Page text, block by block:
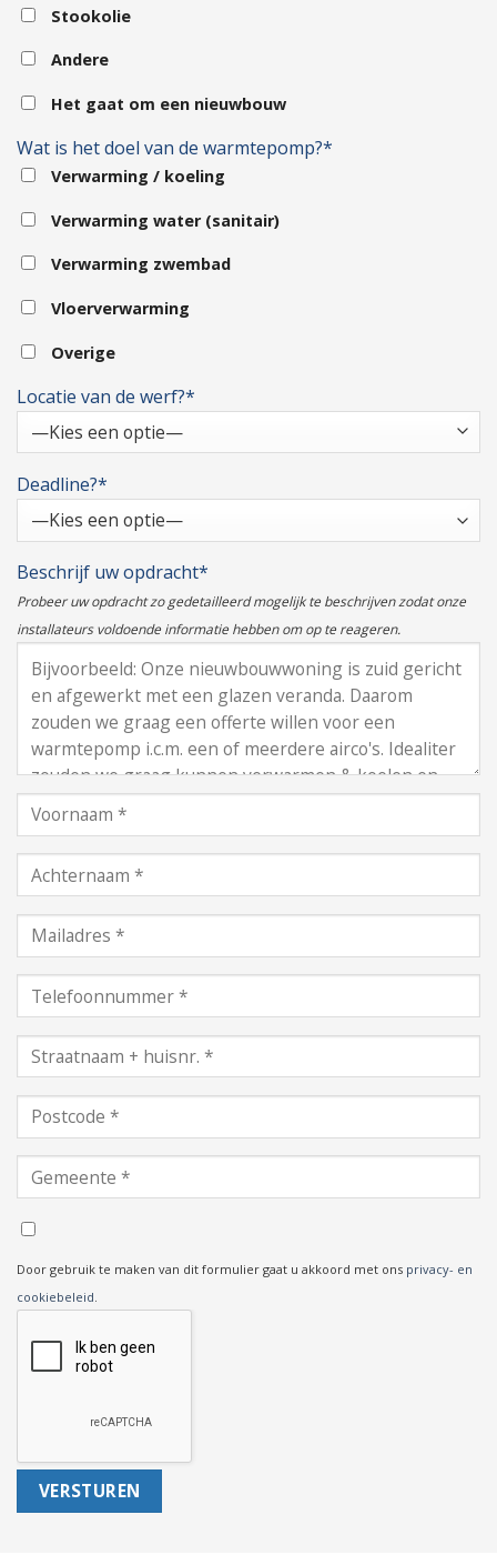
Stookolie
Andere
Het gaat om een nieuwbouw
Wat is het doel van de warmtepomp?*
Verwarming / koeling
Verwarming water (sanitair)
Verwarming zwembad
Vloerverwarming
Overige
Locatie van de werf?*
Deadline?*
Beschrijf uw opdracht*
Probeer uw opdracht zo gedetailleerd mogelijk te beschrijven zodat onze
installateurs voldoende informatie hebben om op te reageren.
Door gebruik te maken van dit formulier gaat u akkoord met ons privacy- en
cookiebeleid